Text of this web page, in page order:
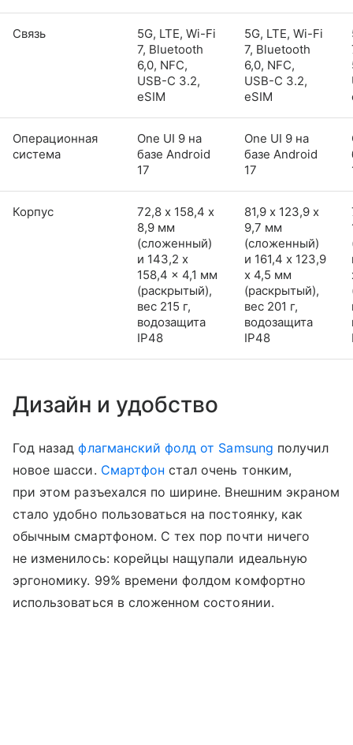
Связь
5G, LTE, Wi-Fi
7, Bluetooth
6,0, NFC,
USB-C 3.2,
eSIM
5G, LTE, Wi-Fi
7, Bluetooth
6,0, NFC,
USB-C 3.2,
eSIM
Операционная
система
One UI 9 на
базе Android
17
One UI 9 на
базе Android
17
Корпус
72,8 х 158,4 х
8,9 мм
(сложенный)
и 143,2 x
158,4 x 4,1 мм
(раскрытый),
вес 215 г,
водозащита
IP48
81,9 х 123,9 х
9,7 мм
(сложенный)
и 161,4 x 123,9
x 4,5 мм
(раскрытый),
вес 201 г,
водозащита
IP48
Дизайн и удобство
Год назадфлагманский фолд от Samsung получил
новое шасси. Смартфон стал очень тонким,
при этом разъехался по ширине. Внешним экраном
стало удобно пользоваться на постоянку, как
обычным смартфоном. С тех пор почти ничего
не изменилось: корейцы нащупали идеальную
эргономику. 99% времени фолдом комфортно
использоваться в сложенном состоянии.